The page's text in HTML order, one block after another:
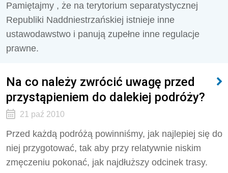
Pamiętajmy , że na terytorium separatystycznej
Republiki Naddniestrzańskiej istnieje inne
ustawodawstwo i panują zupełne inne regulacje
prawne.
Na co należy zwrócić uwagę przed
przystąpieniem do dalekiej podróży?
21 paź 2010
Przed każdą podróżą powinniśmy, jak najlepiej się do
niej przygotować, tak aby przy relatywnie niskim
zmęczeniu pokonać, jak najdłuższy odcinek trasy.